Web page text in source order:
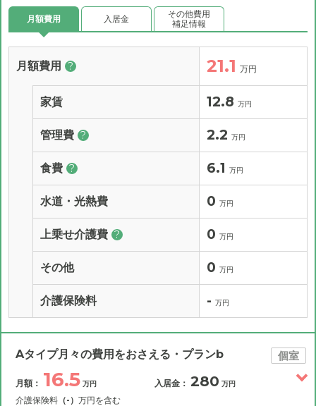
月額費用 入居金
その他費用
補足情報
月額費用 ? 21.1 万円
家賃 12.8 万円
管理費 ? 2.2 万円
食費 ? 6.1 万円
水道・光熱費 0 万円
上乗せ介護費 ? 0 万円
その他 0 万円
介護保険料 - 万円
Aタイプ月々の費用をおさえる・プランb 個室
月額： 16.5 万円
介護保険料 （-） 万円を含む
入居金： 280 万円